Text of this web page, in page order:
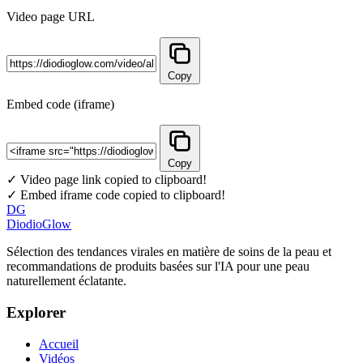
Video page URL
Copy
Embed code (iframe)
Copy
✓ Video page link copied to clipboard!
✓ Embed iframe code copied to clipboard!
DG
DiodioGlow
Sélection des tendances virales en matière de soins de la peau et
recommandations de produits basées sur l'IA pour une peau
naturellement éclatante.
Explorer
Accueil
Vidéos